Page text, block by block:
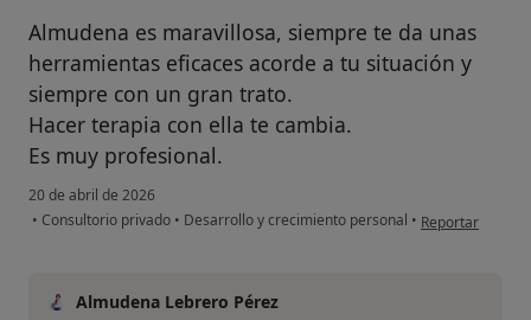
Almudena es maravillosa, siempre te da unas
herramientas eficaces acorde a tu situación y
siempre con un gran trato.
Hacer terapia con ella te cambia.
Es muy profesional.
20 de abril de 2026
• Consultorio privado • Desarrollo y crecimiento personal • en opinión del
Reportar
Almudena Lebrero Pérez